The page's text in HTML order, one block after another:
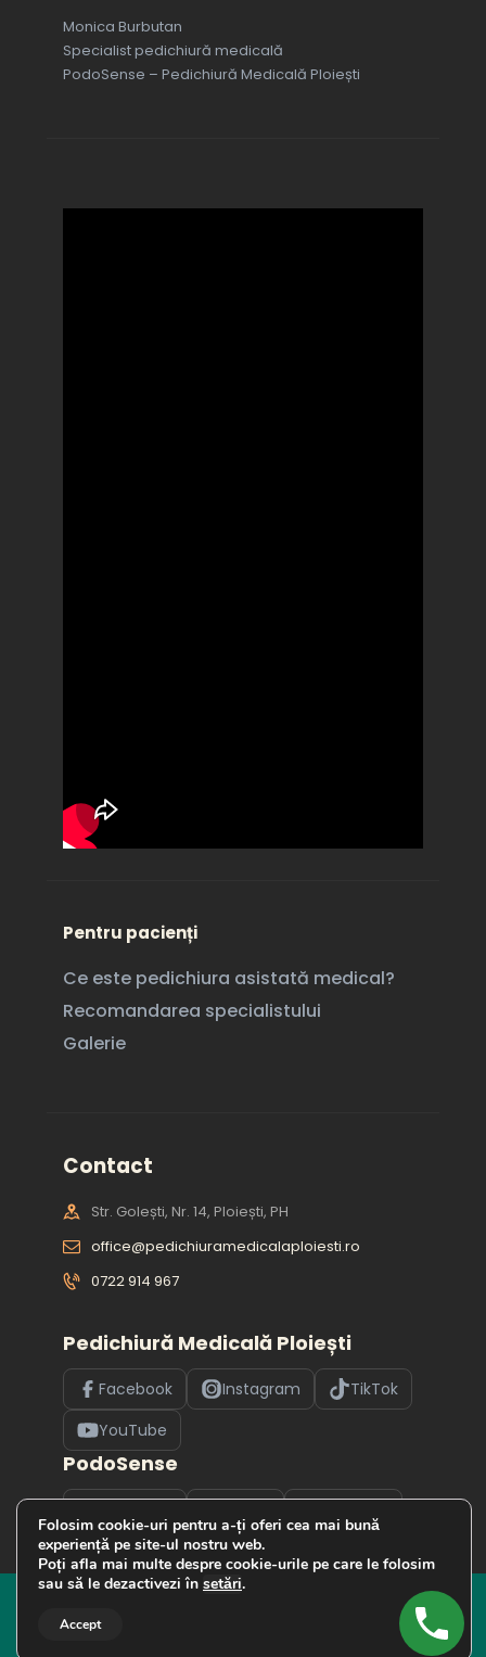
Monica Burbutan
Specialist pedichiură medicală
PodoSense – Pedichiură Medicală Ploiești
Pentru pacienți
Ce este pedichiura asistată medical?
Recomandarea specialistului
Galerie
Contact
Str. Golești, Nr. 14, Ploiești, PH
office@pedichiuramedicalaploiesti.ro
0722 914 967
Pedichiură Medicală Ploiești
Facebook Instagram
TikTok
YouTube
PodoSense
drepturile rezervate. Designed by
Folosim cookie-uri pentru a-ți oferi cea mai bună
experiență pe site-ul nostru web.
Poți afla mai multe despre cookie-urile pe care le folosim
sau să le dezactivezi în setări.
Accept